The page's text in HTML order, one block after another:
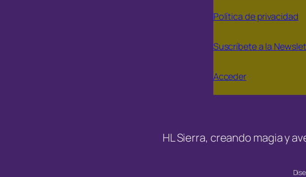
Política de privacidad
Suscríbete a la
Acceder
HL Sierra, creando magia y